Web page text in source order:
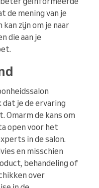
de mening van je
zijn om je naar
die aan je
je de ervaring
Omarm de kans om
open voor het
in de salon.
en misschien
behandeling of
over